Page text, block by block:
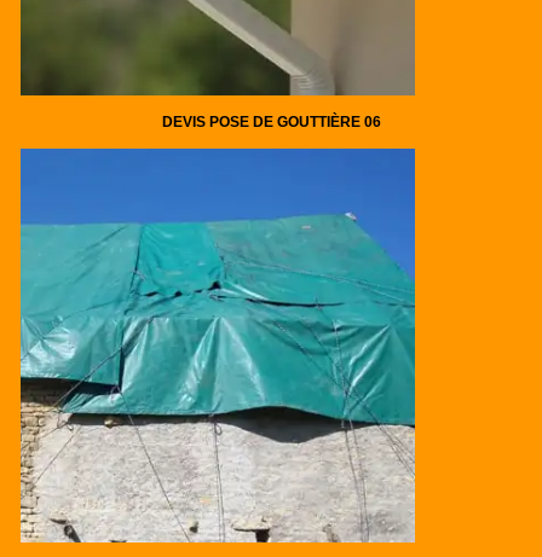
DEVIS POSE DE GOUTTIÈRE 06